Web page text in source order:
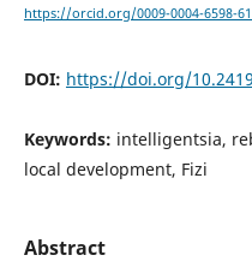
https://orcid.org/0009-0004-6598-
DOI: https://doi.org/
Keywords: intelligentsia,
local development, Fizi
Abstract